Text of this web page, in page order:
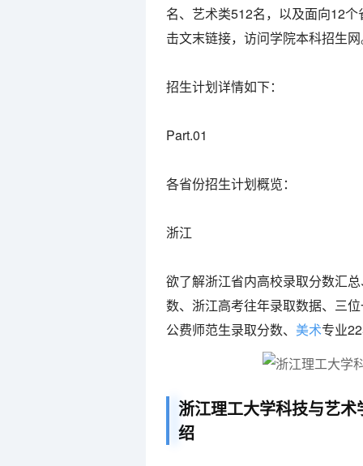
名、艺术类512名，以及面向12
击文末链接，访问学院本科招生
招生计划详情如下：
Part.01
各省份招生计划概览：
浙江
欲了解浙江省内高校录取分数汇
数、浙江高考往年录取数据、三
公费师范生录取分数、 美术专业
浙江理工大学科技与艺
绍